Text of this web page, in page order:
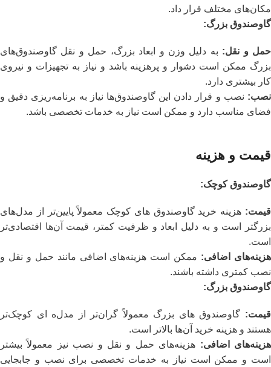
مکان‌های مختلف قرار داد.
گاوصندوق بزرگ:
حمل و نقل: به دلیل وزن و ابعاد بزرگ، حمل و نقل گاوصندوق‌های
بزرگ ممکن است دشوار و پرهزینه باشد و نیاز به تجهیزات و نیروی
کار بیشتری دارد.
نصب: نصب و قرار دادن این گاوصندوق‌ها نیاز به برنامه‌ریزی دقیق و
فضای مناسب دارد و ممکن است نیاز به خدمات تخصصی باشد.
قیمت و هزینه
گاوصندوق کوچک:
قیمت: هزینه خرید گاوصندوق‌ های کوچک معمولاً پایین‌تر از مدل‌های
بزرگتر است و به دلیل ابعاد و ظرفیت کمتر، قیمت آن‌ها اقتصادی‌تر
است.
هزینه‌های اضافی: ممکن است هزینه‌های اضافی مانند حمل و نقل و
نصب کمتری داشته باشند.
گاوصندوق بزرگ:
قیمت: گاوصندوق‌ های بزرگ معمولاً گران‌تر از مدل‌ه ای کوچک‌تر
هستند و هزینه خرید آن‌ها بالاتر است.
هزینه‌های اضافی: هزینه‌های حمل و نقل و نصب نیز معمولاً بیشتر
است و ممکن است نیاز به خدمات تخصصی برای نصب و جابجایی